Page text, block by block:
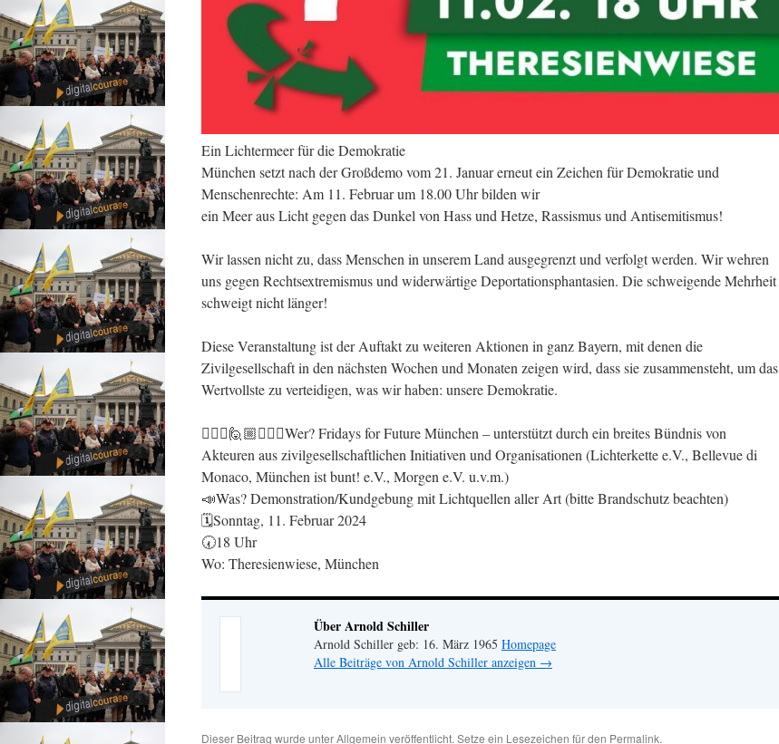
Ein Lichtermeer für die Demokratie
München setzt nach der Großdemo vom 21. Januar erneut ein Zeichen für Demokratie und
Menschenrechte: Am 11. Februar um 18.00 Uhr bilden wir
ein Meer aus Licht gegen das Dunkel von Hass und Hetze, Rassismus und Antisemitismus!
Wir lassen nicht zu, dass Menschen in unserem Land ausgegrenzt und verfolgt werden. Wir wehren
uns gegen Rechtsextremismus und widerwärtige Deportationsphantasien. Die schweigende Mehrheit
schweigt nicht länger!
Diese Veranstaltung ist der Auftakt zu weiteren Aktionen in ganz Bayern, mit denen die
Zivilgesellschaft in den nächsten Wochen und Monaten zeigen wird, dass sie zusammensteht, um das
Wertvollste zu verteidigen, was wir haben: unsere Demokratie.
🙋🏽‍♀️🙋🏼🙋🏻‍♀️Wer? Fridays for Future München – unterstützt durch ein breites Bündnis von
Akteuren aus zivilgesellschaftlichen Initiativen und Organisationen (Lichterkette e.V., Bellevue di
Monaco, München ist bunt! e.V., Morgen e.V. u.v.m.)
📣Was? Demonstration/Kundgebung mit Lichtquellen aller Art (bitte Brandschutz beachten)
🗓️Sonntag, 11. Februar 2024
🕢18 Uhr
Wo: Theresienwiese, München
Über Arnold Schiller
Arnold Schiller geb: 16. März 1965 Homepage
Alle Beiträge von Arnold Schiller anzeigen →
Dieser Beitrag wurde unterAllgemein veröffentlicht. Setze ein Lesezeichen für den Permalink.